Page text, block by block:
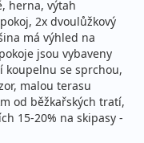
herna, výtah
2x dvoulůžkový
má výhled na
jsou vybaveny
se sprchou,
malou terasu
od běžkařských tratí,
15-20% na skipasy -